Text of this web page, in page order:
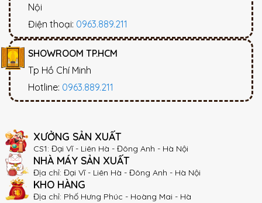
Nội
Điện thoại: 0963.889.211
SHOWROOM TP.HCM
Tp Hồ Chí Minh
Hotline: 0963.889.211
XƯỞNG SẢN XUẤT
CS1: Đại Vĩ - Liên Hà - Đông Anh - Hà Nội
NHÀ MÁY SẢN XUẤT
Địa chỉ: Đại Vĩ - Liên Hà - Đông Anh - Hà Nội
KHO HÀNG
Địa chỉ: Phố Hưng Phúc - Hoàng Mai - Hà